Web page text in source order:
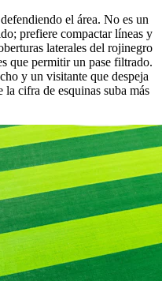
el área. No es un
prefiere compactar líneas y
laterales del rojinegro
que permitir un pase filtrado.
y un visitante que despeja
cifra de esquinas suba más